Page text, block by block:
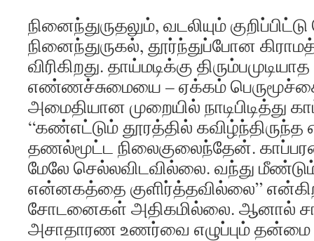
நினைந்துருதலும், வடலியும்
நினைந்துருகல், தூர்ந்துப்போன
விரிகிறது. தாய்மடிக்கு
எண்ணச்சுமையை – ஏக்கம்
அமைதியான முறையில் நாடிபிடித்து
“கண்எட்டும் தூரத்தில்
தணல்மூட்ட நிலைகுலைந்தேன்.
மேலே செல்லவிடவில்லை. வந்து
என்னகத்தை குளிர்த்தவில்லை”
சோடனைகள் அதிகமில்லை. ஆனால்
அசாதாரண உணர்வை எழுப்பும் தன்மை